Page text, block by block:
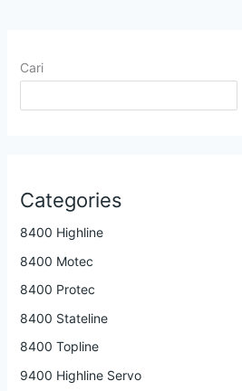
Cari
Categories
8400 Highline
8400 Motec
8400 Protec
8400 Stateline
8400 Topline
9400 Highline Servo